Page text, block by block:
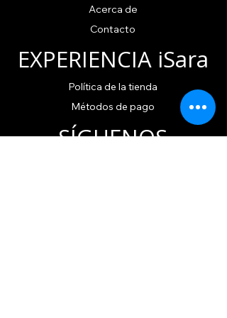
Acerca de
Contacto
EXPERIENCIA iSara
Política de la tienda
Métodos de pago
SÍGUENOS